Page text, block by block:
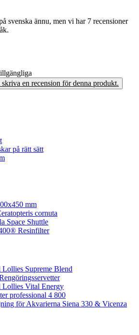
svenska ännu, men vi har 7 recensioner
en recension för denna produkt.
på rätt sätt
mm
cornuta
Space Shuttle
Resinfilter
Supreme Blend
Lollies Vital Energy
professional 4 800
för Akvarierna Siena 330 & Vicenza